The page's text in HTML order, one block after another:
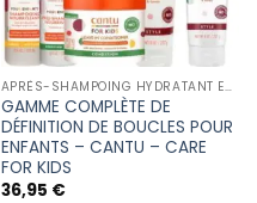
APRÈS-SHAMPOING HYDRATANT ENFANT
GAMME COMPLÈTE DE
DÉFINITION DE BOUCLES POUR
ENFANTS – CANTU – CARE
FOR KIDS
36,95 €